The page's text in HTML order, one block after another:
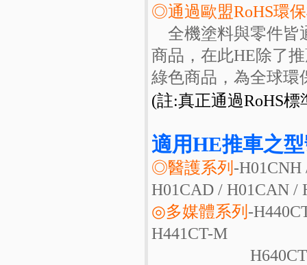
◎通過歐盟RoHS環
全機塗料與零件皆
商品，在此HE除了
綠色商品，為全球環
(註:真正通過RoHS
適用HE推車之
◎醫護系列 -H01CNH
H01CAD / H01CAN /
◎多媒體系列 -
H441CT-M
H640CT /